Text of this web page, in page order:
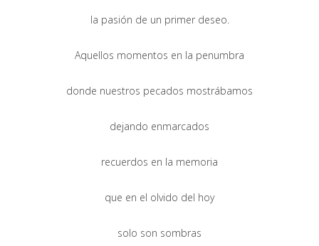
la pasión de un primer deseo.
Aquellos momentos en la penumbra
donde nuestros pecados mostrábamos
dejando enmarcados
recuerdos en la memoria
que en el olvido del hoy
solo son sombras